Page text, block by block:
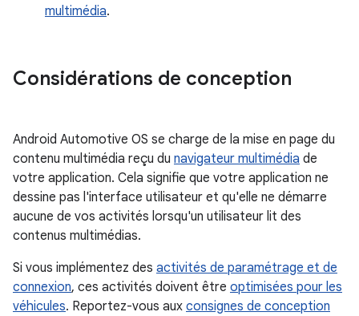
multimédia.
Considérations de conception
Android Automotive OS se charge de la mise en page du
contenu multimédia reçu du navigateur multimédia de
votre application. Cela signifie que votre application ne
dessine pas l'interface utilisateur et qu'elle ne démarre
aucune de vos activités lorsqu'un utilisateur lit des
contenus multimédias.
Si vous implémentez des activités de paramétrage et de
connexion, ces activités doivent être optimisées pour les
véhicules. Reportez-vous aux consignes de conception